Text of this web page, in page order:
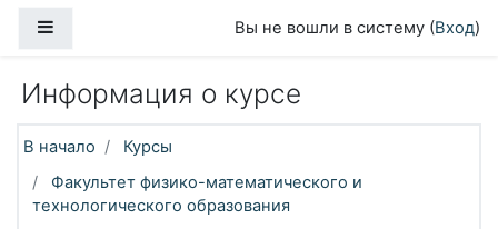
Вы не вошли в систему (Вход)
Информация о курсе
В начало
Курсы
Факультет физико-математического и
технологического образования